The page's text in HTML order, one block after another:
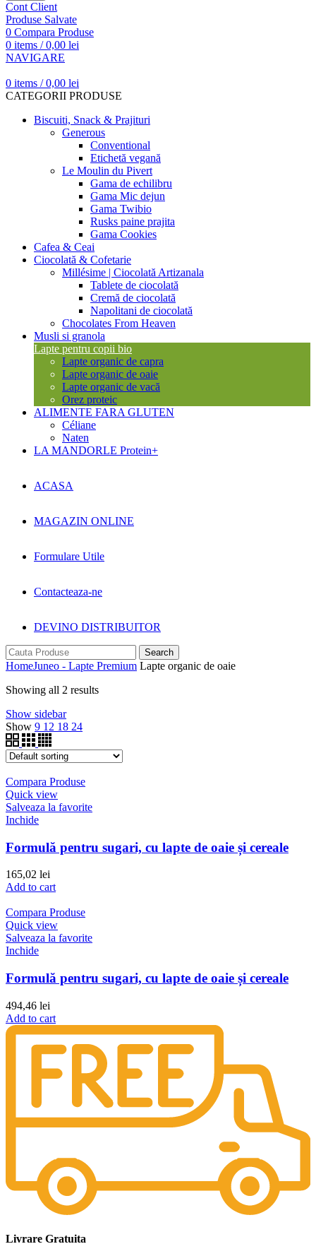
Cont Client
Produse Salvate
0 Compara Produse
0 items / 0,00 lei
NAVIGARE
0 items / 0,00 lei
CATEGORII PRODUSE
Biscuiti, Snack & Prajituri
Generous
Conventional
Etichetă vegană
Le Moulin du Pivert
Gama de echilibru
Gama Mic dejun
Gama Twibio
Rusks paine prajita
Gama Cookies
Cafea & Ceai
Ciocolată & Cofetarie
Millésime | Ciocolată Artizanala
Tablete de ciocolată
Cremă de ciocolată
Napolitani de ciocolată
Chocolates From Heaven
Musli si granola
Lapte pentru copii bio
Lapte organic de capra
Lapte organic de oaie
Lapte organic de vacă
Orez proteic
ALIMENTE FARA GLUTEN
Céliane
Naten
LA MANDORLE Protein+
ACASA
MAGAZIN ONLINE
Formulare Utile
Contacteaza-ne
DEVINO DISTRIBUITOR
Search
HomeJuneo - Lapte Premium Lapte organic de oaie
Showing all 2 results
Show sidebar
Show 9 12 18 24
Compara Produse
Quick view
Salveaza la favorite
Inchide
Formulă pentru sugari, cu lapte de oaie și cereale
165,02 lei
Add to cart
Compara Produse
Quick view
Salveaza la favorite
Inchide
Formulă pentru sugari, cu lapte de oaie și cereale
494,46 lei
Add to cart
Livrare Gratuita